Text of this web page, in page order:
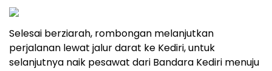
Selesai berziarah, rombongan melanjutkan
perjalanan lewat jalur darat ke Kediri, untuk
selanjutnya naik pesawat dari Bandara Kediri menuju